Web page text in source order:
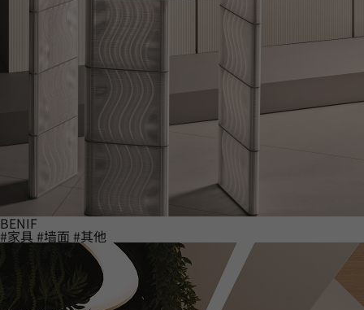
BENIF
#家具 #墙面 #其他